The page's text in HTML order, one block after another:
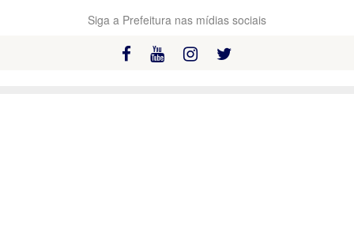
Siga a Prefeitura nas mídias sociais